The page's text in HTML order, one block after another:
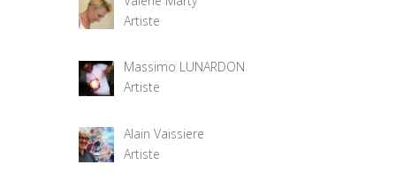
Artiste
Massimo LUNARDON
Artiste
Alain Vaissiere
Artiste